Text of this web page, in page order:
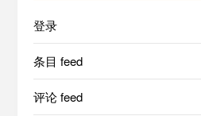
登录
条目 feed
评论 feed